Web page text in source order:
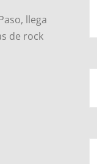
llega
de rock